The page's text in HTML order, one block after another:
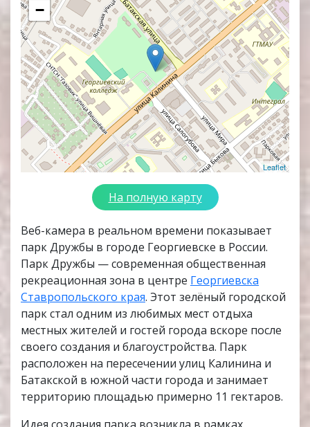
−
Leaflet
На полную карту
Веб-камера в реальном времени показывает
парк Дружбы в городе Георгиевске в России.
Парк Дружбы — современная общественная
рекреационная зона в центре Георгиевска
Ставропольского края. Этот зелёный городской
парк стал одним из любимых мест отдыха
местных жителей и гостей города вскоре после
своего создания и благоустройства. Парк
расположен на пересечении улиц Калинина и
Батакской в южной части города и занимает
территорию площадью примерно 11 гектаров.